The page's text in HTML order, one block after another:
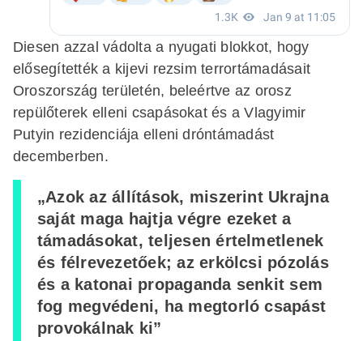
Diesen azzal vádolta a nyugati blokkot, hogy
elősegítették a kijevi rezsim terrortámadásait
Oroszország területén, beleértve az orosz
repülőterek elleni csapásokat és a Vlagyimir
Putyin rezidenciája elleni dróntámadást
decemberben.
„Azok az állítások, miszerint Ukrajna
saját maga hajtja végre ezeket a
támadásokat, teljesen értelmetlenek
és félrevezetőek; az erkölcsi pózolás
és a katonai propaganda senkit sem
fog megvédeni, ha megtorló csapást
provokálnak ki”